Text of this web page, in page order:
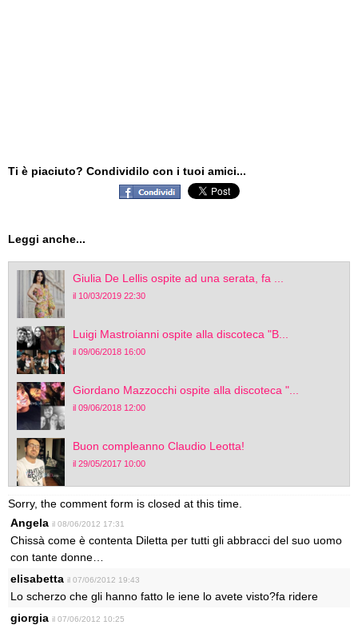
Ti è piaciuto? Condividilo con i tuoi amici...
Leggi anche...
Giulia De Lellis ospite ad una serata, fa ...
il 10/03/2019 22:30
Luigi Mastroianni ospite alla discoteca "B...
il 09/06/2018 16:00
Giordano Mazzocchi ospite alla discoteca "...
il 09/06/2018 12:00
Buon compleanno Claudio Leotta!
il 29/05/2017 10:00
Sorry, the comment form is closed at this time.
Angela il 08/06/2012 17:31
Chissà come è contenta Diletta per tutti gli abbracci del suo uomo
con tante donne…
elisabetta il 07/06/2012 19:43
Lo scherzo che gli hanno fatto le iene lo avete visto?fa ridere
giorgia il 07/06/2012 10:25